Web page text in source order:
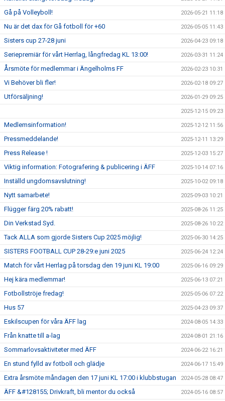
Gå på Volleyboll! 2026-05-21 11:18
Nu är det dax för Gå fotboll för +60 2026-05-05 11:43
Sisters cup 27-28 juni 2026-04-23 09:18
Seriepremiär för vårt Herrlag, långfredag KL 13:00! 2026-03-31 11:24
Årsmöte för medlemmar i Ängelholms FF 2026-02-23 10:31
Vi Behöver bli fler! 2026-02-18 09:27
Utförsäljning! 2026-01-29 09:25
2025-12-15 09:23
Medlemsinformation! 2025-12-12 11:56
Pressmeddelande! 2025-12-11 13:29
Press Release ! 2025-12-03 15:27
Viktig information: Fotografering & publicering i ÄFF 2025-10-14 07:16
Inställd ungdomsavslutning! 2025-10-02 09:18
Nytt samarbete! 2025-09-03 10:21
Flügger färg 20% rabatt! 2025-08-26 11:25
Din Verkstad Syd. 2025-08-26 10:22
Tack ALLA som gjorde Sisters Cup 2025 möjlig! 2025-06-30 14:25
SISTERS FOOTBALL CUP 28-29:e juni 2025 2025-06-24 12:24
Match för vårt Herrlag på torsdag den 19 juni KL 19:00 2025-06-16 09:29
Hej kära medlemmar! 2025-06-13 07:21
Fotbollströje fredag! 2025-05-06 07:22
Hus 57 2025-04-23 09:37
Eskilscupen för våra ÄFF lag 2024-08-05 14:33
Från knatte till a-lag 2024-08-01 21:16
Sommarlovsaktiviteter med ÄFF 2024-06-22 16:21
En stund fylld av fotboll och glädje 2024-06-17 15:49
Extra årsmöte måndagen den 17 juni KL 17:00 i klubbstugan 2024-05-28 08:47
ÄFF &#128155; Drivkraft, bli mentor du också 2024-05-16 08:57